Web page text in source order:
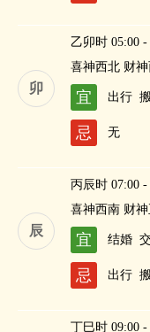
卯
乙卯时 05:00
喜神西北 财
宜 出行
忌 无
辰
丙辰时 07:00
喜神西南 财
宜 结婚
忌 出行
丁巳时 09:00